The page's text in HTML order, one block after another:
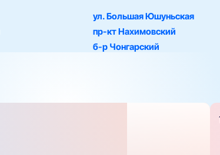
ул. Большая Юшуньская
пр-кт Нахимовский
б-р Чонгарский